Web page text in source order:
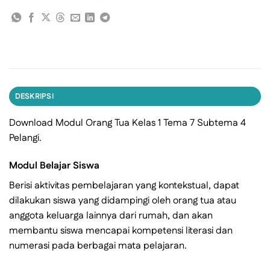
DESKRIPSI
Download Modul Orang Tua Kelas 1 Tema 7 Subtema 4
Pelangi.
Modul Belajar Siswa
Berisi aktivitas pembelajaran yang kontekstual, dapat
dilakukan siswa yang didampingi oleh orang tua atau
anggota keluarga lainnya dari rumah, dan akan
membantu siswa mencapai kompetensi literasi dan
numerasi pada berbagai mata pelajaran.